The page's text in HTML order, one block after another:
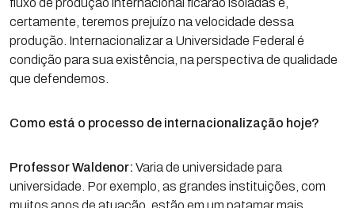
certamente, teremos prejuízo na velocidade dessa
produção. Internacionalizar a Universidade Federal é
condição para sua existência, na perspectiva de qualidade
que defendemos.
Como está o processo de internacionalização hoje?
Professor Waldenor: Varia de universidade para
universidade. Por exemplo, as grandes instituições, com
muitos anos de atuação, estão em um patamar mais